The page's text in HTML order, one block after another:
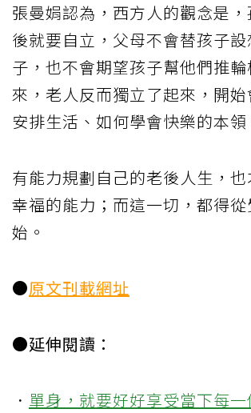
張曼娟認為，西方人的觀念是
後就要自立，父母不會替孩子
子，也不會期望孩子幫他們推
來，老人反而獨立了起來，開
安排生活、如何學會快樂的本領
有能力規劃自己的老後人生，
幸福的能力；而這一切，都得
始。
●原文刊載網址
●延伸閱讀：
． 單身，就要好好享受當下每